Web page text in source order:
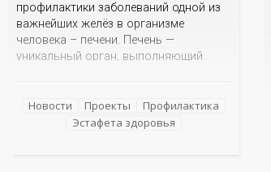
профилактики заболеваний одной из
важнейших желёз в организме
человека – печени. Печень —
уникальный орган, выполняющий
а также регуляцию обмена веществ.
Однако ее заболевания, такие как
Новости Проекты
Профилактика
Эстафета здоровья